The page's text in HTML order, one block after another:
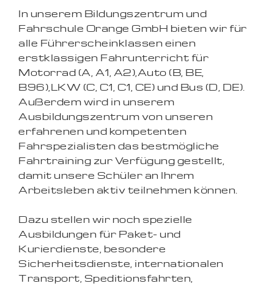
In unserem Bildungszentrum und
Fahrschule Orange GmbH bieten wir für
alle Führerscheinklassen einen
erstklassigen Fahrunterricht für
Motorrad (A, A1, A2),Auto (B, BE,
B96),LKW (C, C1, C1, CE) und Bus (D, DE).
Außerdem wird in unserem
Ausbildungszentrum von unseren
erfahrenen und kompetenten
Fahrspezialisten das bestmögliche
Fahrtraining zur Verfügung gestellt,
damit unsere Schüler an Ihrem
Arbeitsleben aktiv teilnehmen können.
Dazu stellen wir noch spezielle
Ausbildungen für Paket- und
Kurierdienste, besondere
Sicherheitsdienste, internationalen
Transport, Speditionsfahrten,